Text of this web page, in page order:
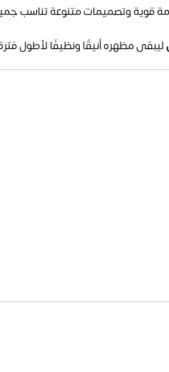
قوية وتصميمات متنوعة تناسب
ليبقى مظهره أنيقًا ونظيفًا لأطول